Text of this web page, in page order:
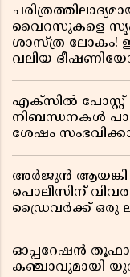
വൈറസുകളെ
ശാസ്ത്ര ലോകം!
വലിയ
എക്സിൽ പോസ്റ്റ്
നിബന്ധനകൾ
ശേഷം
അർജുൻ ആയങ്കി
പൊലീസിന്
ഡ്രൈവർക്ക് ഒരു
ഓപ്പറേഷൻ തൂഫാൻ;
കഞ്ചാവുമായി